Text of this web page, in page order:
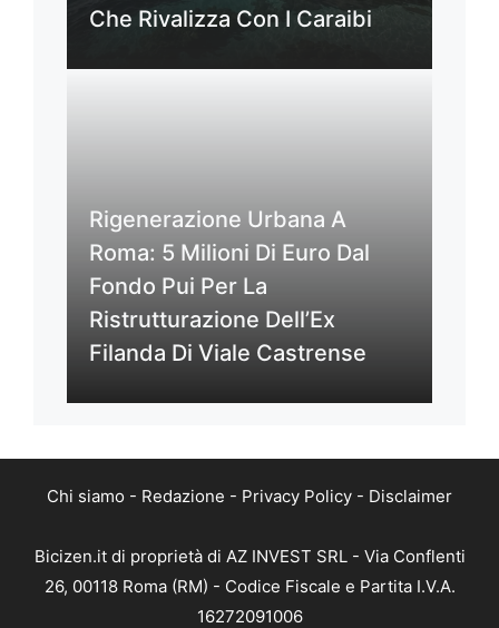
Che Rivalizza Con I Caraibi
Rigenerazione Urbana A
Roma: 5 Milioni Di Euro Dal
Fondo Pui Per La
Ristrutturazione Dell’Ex
Filanda Di Viale Castrense
Chi siamo - Redazione - Privacy Policy - Disclaimer
Bicizen.it di proprietà di AZ INVEST SRL - Via Conflenti
26, 00118 Roma (RM) - Codice Fiscale e Partita I.V.A.
16272091006